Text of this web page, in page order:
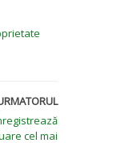
cel mai